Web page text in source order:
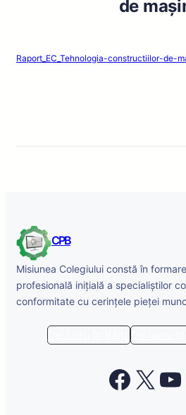
de
Raport_EC_Tehnologia-constructiilor-de-
CPB
Misiunea Colegiului constă în
profesională inițială a specialiștilor
conformitate cu cerințele pieței
Facebook X YouTube